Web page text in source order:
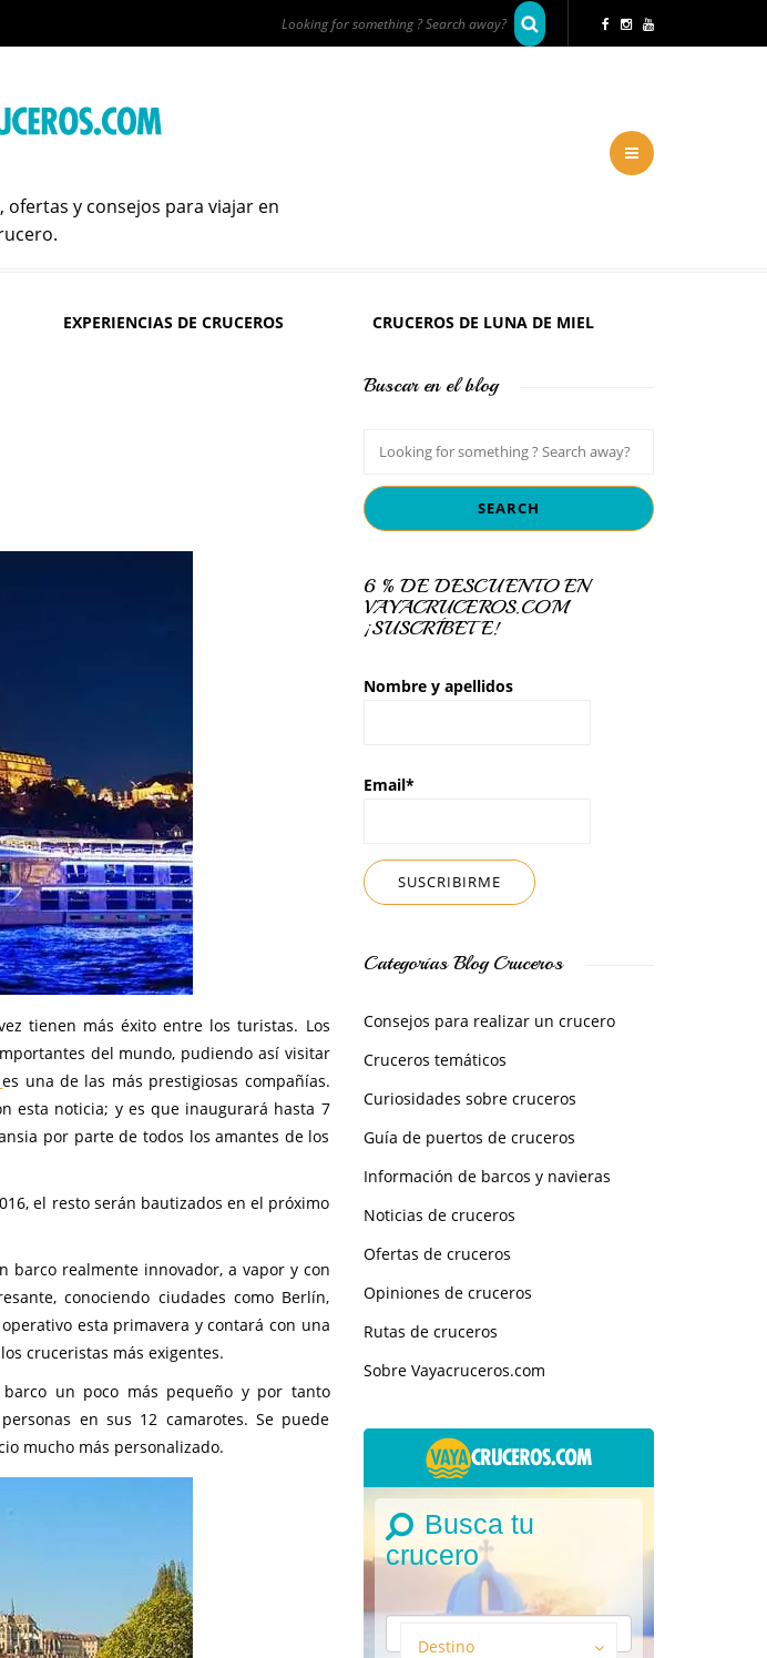
y consejos para viajar en
EXPERIENCIAS DE CRUCEROS CRUCEROS DE LUNA DE MIEL
tienen más éxito entre los turistas. Los
del mundo, pudiendo así visitar
es una de las más prestigiosas compañías.
esta noticia; y es que inaugurará hasta 7
por parte de todos los amantes de los
el resto serán bautizados en el próximo
realmente innovador, a vapor y con
conociendo ciudades como Berlín,
esta primavera y contará con una
cruceristas más exigentes.
un poco más pequeño y por tanto
en sus 12 camarotes. Se puede
mucho más personalizado.
Buscar en el blog
6 % DE DESCUENTO EN
VAYACRUCEROS.COM
¡SUSCRÍBETE!
Nombre y apellidos
Email*
Categorías Blog Cruceros
Consejos para realizar un crucero
Cruceros temáticos
Curiosidades sobre cruceros
Guía de puertos de cruceros
Información de barcos y navieras
Noticias de cruceros
Ofertas de cruceros
Opiniones de cruceros
Rutas de cruceros
Sobre Vayacruceros.com
Busca tu
crucero
Destino